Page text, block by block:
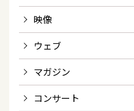
映像
ウェブ
マガジン
コンサート